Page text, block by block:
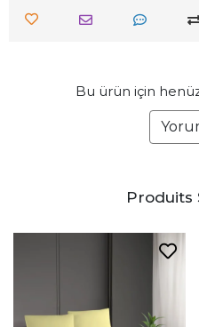
Bu ürün için
Produits